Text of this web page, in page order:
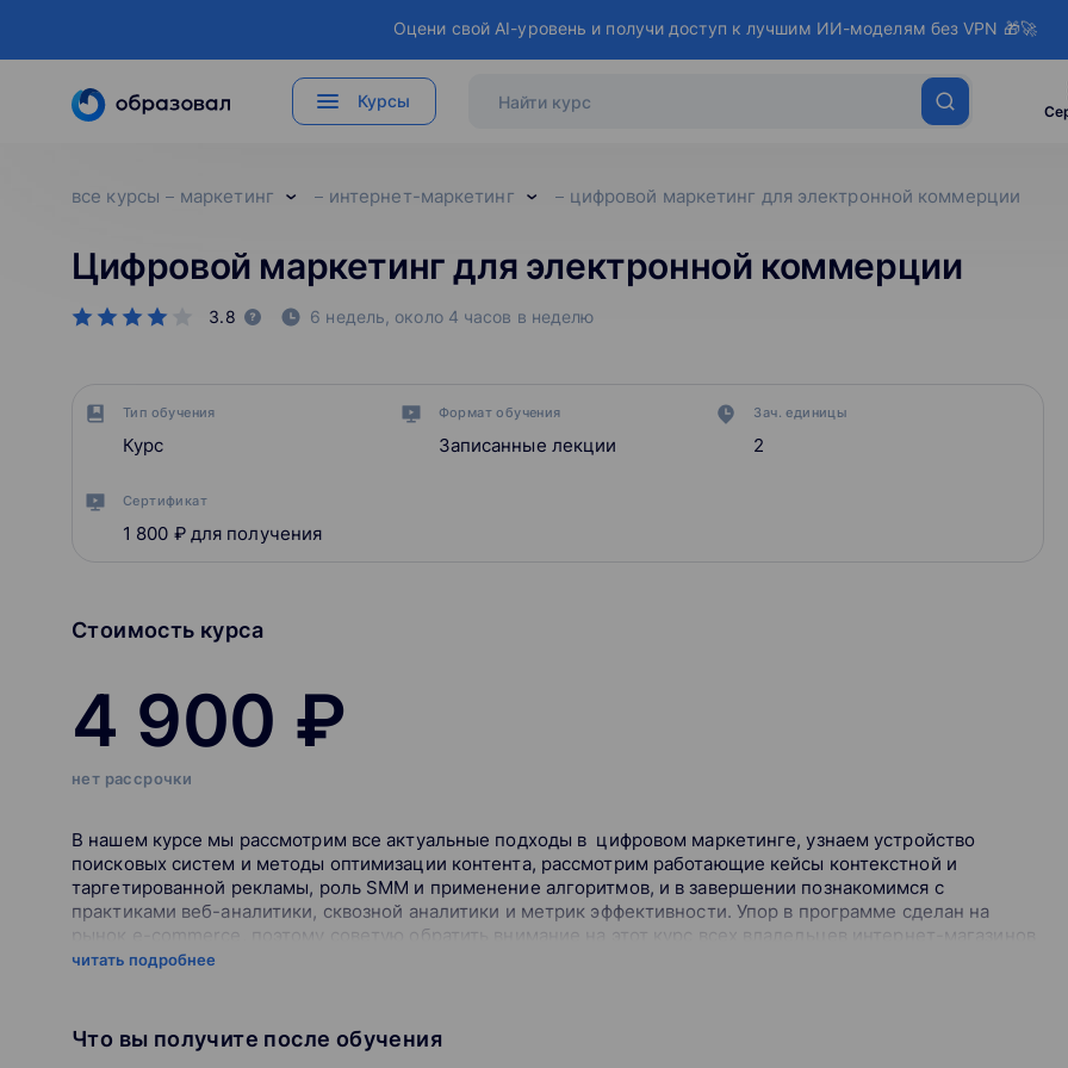
Оцени свой AI-уровень и получи доступ к лучшим ИИ-моделям без VPN 🎁🚀
Курсы
все курсы маркетинг интернет-маркетинг цифровой маркетинг для электронной коммерции
Цифровой маркетинг для электронной коммерции
3.8 6 недель, около 4 часов в неделю
Тип обучения
Курс
Формат обучения
Записанные лекции
Зач. единицы
2
Сертификат
1 800 ₽для получения
Стоимость курса
4 900 ₽
нет рассрочки
В нашем курсе мы рассмотрим все актуальные подходы в цифровом маркетинге, узнаем устройство
поисковых систем и методы оптимизации контента, рассмотрим работающие кейсы контекстной и
таргетированной рекламы, роль SMM и применение алгоритмов, и в завершении познакомимся с
практиками веб-аналитики, сквозной аналитики и метрик эффективности. Упор в программе сделан на
рынок e-commerce, поэтому советую обратить внимание на этот курс всех владельцев интернет-магазинов
и маркетологов, работающих в этой отрасли.
читать подробнее
Что вы получите после обучения